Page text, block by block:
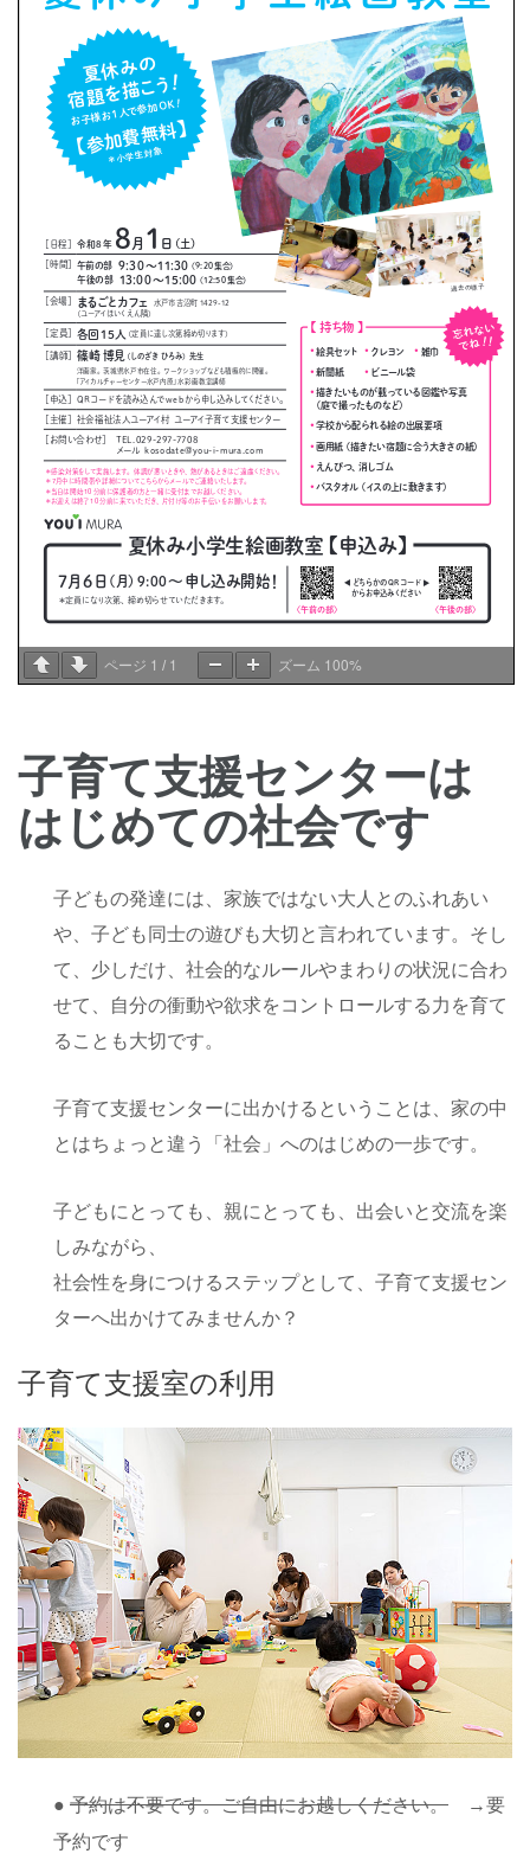
ページ 1 / 1 ズーム 100%
子育て支援センターは
はじめての社会です
子どもの発達には、家族ではない大人とのふれあい
や、子ども同士の遊びも大切と言われています。そし
て、少しだけ、社会的なルールやまわりの状況に合わ
せて、自分の衝動や欲求をコントロールする力を育て
ることも大切です。
子育て支援センターに出かけるということは、家の中
とはちょっと違う「社会」へのはじめの一歩です。
子どもにとっても、親にとっても、出会いと交流を楽
しみながら、
社会性を身につけるステップとして、子育て支援セン
ターへ出かけてみませんか？
子育て支援室の利用
● 予約は不要です。ご自由にお越しください。 →要
予約です